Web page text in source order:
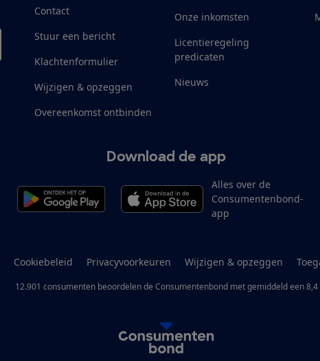
Contact
Stuur een bericht
Klachtenformulier
Wijzigen & opzeggen
Overeenkomst ontbinden
Onze inkomsten
Licentieregeling
predicaten
Nieuws
Download de app
Alles over de
Consumentenbond-
app
Cookiebeleid Privacyvoorkeuren Wijzigen & opzeggen
12.901 consumenten beoordelen de Consumentenbondmet gemiddeld een 8,4